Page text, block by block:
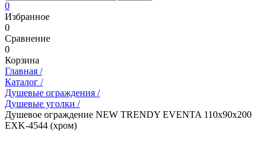
0
Избранное
0
Сравнение
0
Корзина
Главная /
Каталог /
Душевые ограждения /
Душевые уголки /
Душевое ограждение NEW TRENDY EVENTA 110x90x200
EXK-4544 (хром)